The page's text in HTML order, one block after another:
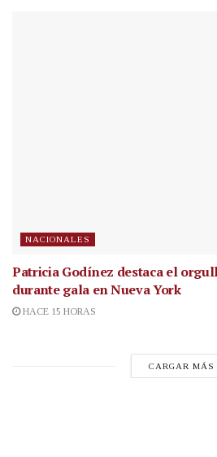
NACIONALES
Patricia Godínez destaca el
durante gala en Nueva York
HACE 15 HORAS
CARGAR MÁS